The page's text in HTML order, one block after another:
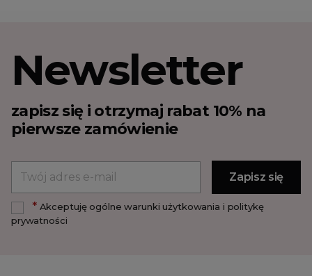
Newsletter
zapisz się i otrzymaj rabat 10% na
pierwsze zamówienie
*Akceptuję ogólne warunki użytkowania i politykę
prywatności